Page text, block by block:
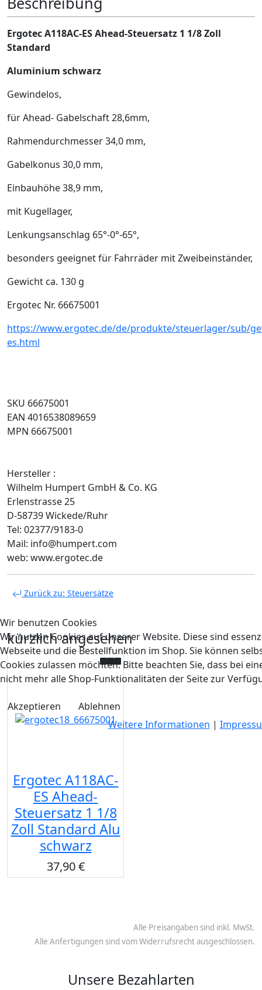
Ergotec A118AC-ES Ahead-Steuersatz 1 1/8 Zoll
Standard
Aluminium schwarz
Gewindelos,
für Ahead- Gabelschaft 28,6mm,
Rahmendurchmesser 34,0 mm,
Gabelkonus 30,0 mm,
Einbauhöhe 38,9 mm,
mit Kugellager,
Lenkungsanschlag 65°-0°-65°,
besonders geeignet für Fahrräder mit Zweibeinständer,
Gewicht ca. 130 g
Ergotec Nr. 66675001
https://www.ergotec.de/de/produkte/steuerlager/sub/
es.html
SKU 66675001
EAN 4016538089659
MPN 66675001
Hersteller :
Wilhelm Humpert GmbH & Co. KG
Erlenstrasse 25
D-58739 Wickede/Ruhr
Tel: 02377/9183-0
Mail: info@humpert.com
web: www.ergotec.de
Zurück zu: Steuersätze
kürzlich angesehen
Ergotec A118AC-
ES Ahead-
Steuersatz 1 1/8
Zoll Standard Alu
schwarz
37,90 €
Alle Preisangaben sind inkl. MwSt.
Alle Anfertigungen sind vom Widerrufsrecht ausgeschlossen.
Unsere Bezahlarten
Wir benutzen Cookies
Wir nutzen Cookies auf unserer Website. Diese sind
Webseite und die Bestellfunktion im Shop. Sie können
Cookies zulassen möchten. Bitte beachten Sie, dass bei
nicht mehr alle Shop-Funktionalitäten der Seite zur
Akzeptieren
Ablehnen
Weitere Informationen |